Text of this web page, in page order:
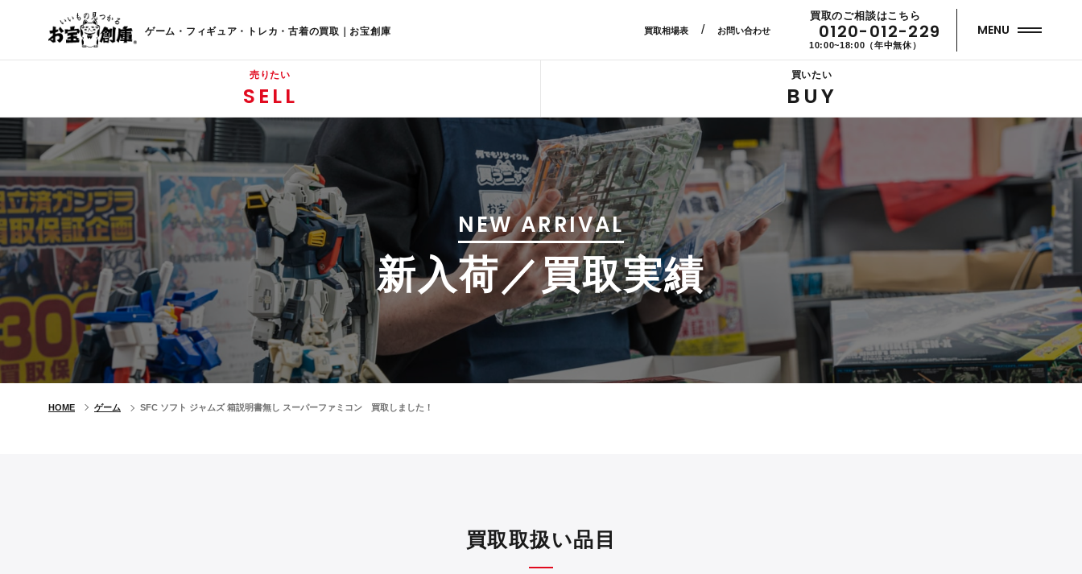
ゲーム・フィギュア・トレカ・古着の買取｜お宝創庫 買取相場表/ お問い合わせ
買取のご相談はこちら
0120-012-229
10:00~18:00（年中無休）
MENU
売りたい
SELL
買いたい
BUY
NEW ARRIVAL
新入荷／買取実績
HOME ゲーム SFC ソフト ジャムズ 箱説明書無し スーパーファミコン 買取しました！
買取取扱い品目